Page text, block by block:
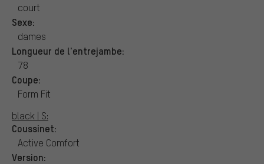
court
Sexe:
dames
Longueur de l'entrejambe:
78
Coupe:
Form Fit
black | S:
Coussinet:
Active Comfort
Version: